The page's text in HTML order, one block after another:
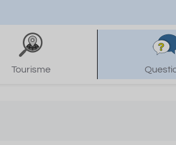
Tourisme